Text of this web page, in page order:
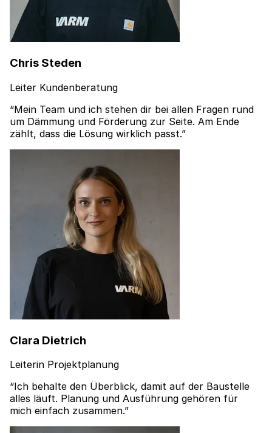
Chris Steden
Leiter Kundenberatung
“Mein Team und ich stehen dir bei allen Fragen rund
um Dämmung und Förderung zur Seite. Am Ende
zählt, dass die Lösung wirklich passt.”
Clara Dietrich
Leiterin Projektplanung
“Ich behalte den Überblick, damit auf der Baustelle
alles läuft. Planung und Ausführung gehören für
mich einfach zusammen.”